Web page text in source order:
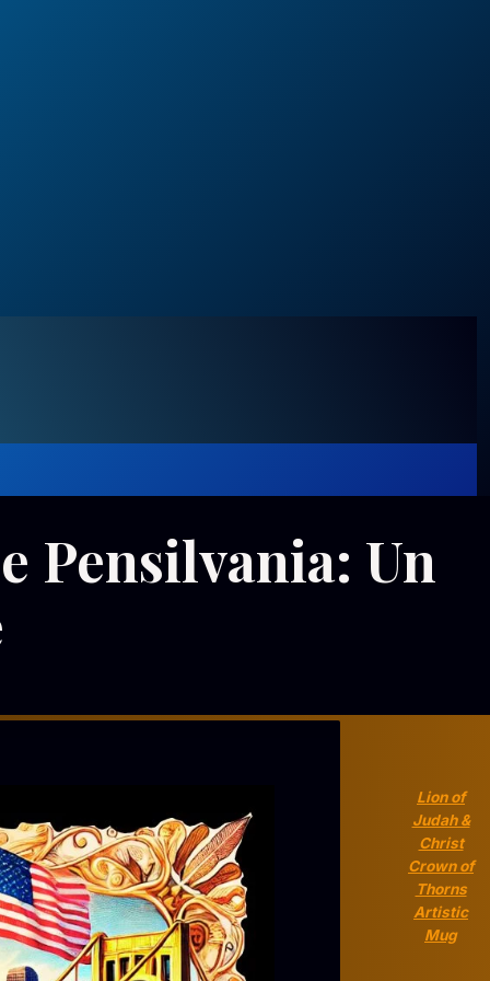
Pensilvania: Un
Lion of
Judah &
Christ
Crown of
Thorns
Artistic
Mug